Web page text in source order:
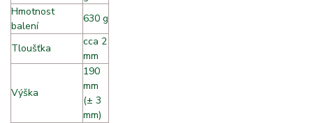
Hmotnost
balení
630 g
Tloušťka
cca 2
mm
Výška
190
mm
(± 3
mm)